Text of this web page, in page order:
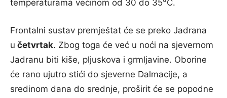
temperaturama većinom od 30 do 35°C.
Frontalni sustav premještat će se preko Jadrana
u četvrtak. Zbog toga će već u noći na sjevernom
Jadranu biti kiše, pljuskova i grmljavine. Oborine
će rano ujutro stići do sjeverne Dalmacije, a
sredinom dana do srednje, proširit će se popodne